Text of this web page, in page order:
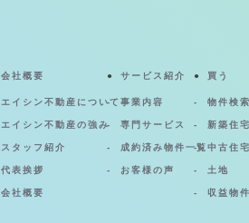
会社概要
エイシン不動産について
エイシン不動産の強み
スタッフ紹介
代表挨拶
会社概要
サービス紹介
事業内容
専門サービス
成約済み物件一覧
お客様の声
買う
物件検索
新築住宅
中古住
土地
収益物件